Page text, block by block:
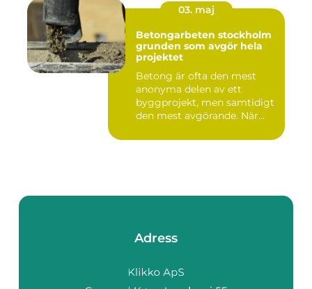
03. maj
Betongarbeten stockholm
grunden som avgör hela
projektet
Betong är ofta den mest
anonyma delen av ett
byggprojekt, men samtidigt
den mest avgörande. När
Adress